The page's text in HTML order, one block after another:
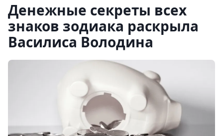
Денежные секреты всех
знаков зодиака раскрыла
Василиса Володина